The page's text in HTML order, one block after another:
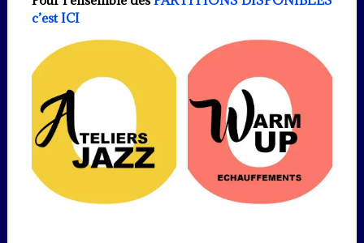
c’est ICI